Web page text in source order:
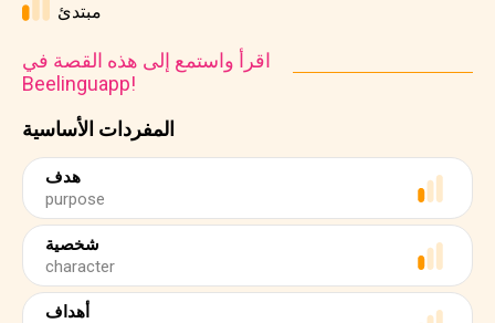
المفردات الأساسية
هدف
purpose
شخصية
character
أهداف
مبتدئ
اقرأ واستمع إلى هذه القصة في
Beelinguapp!